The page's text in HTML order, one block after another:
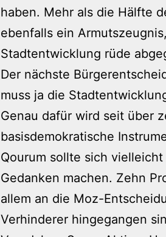
haben. Mehr als die Hälfte
ebenfalls ein
Stadtentwicklung rüde
Der nächste
muss ja die
Genau dafür wird seit über
basisdemokratische
Qourum sollte sich
Gedanken machen. Zehn
allem an die Moz-
Verhinderer hingegangen